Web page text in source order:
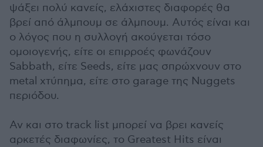
ψάξει πολύ κανείς, ελάχιστες διαφορές θα
βρεί από άλμπουμ σε άλμπουμ. Αυτός είναι και
ο λόγος που η συλλογή ακούγεται τόσο
ομοιογενής, είτε οι επιρροές φωνάζουν
Sabbath, είτε Seeds, είτε μας σπρώχνουν στο
metal χτύπημα, είτε στο garage της Nuggets
περιόδου.
Αν και στο track list μπορεί να βρει κανείς
αρκετές διαφωνίες, το Greatest Hits είναι